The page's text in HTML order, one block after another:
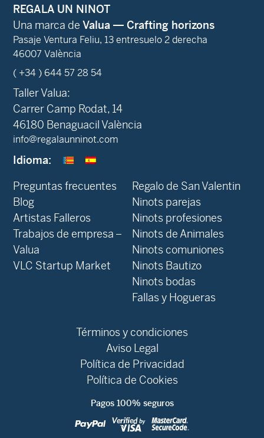
REGALA UN NINOT
Una marca de Valua — Crafting horizons
Pasaje Ventura Feliu, 13 entresuelo 2 derecha
46007 València
( +34 ) 644 57 28 54
Taller Valua:
Carrer Camp Rodat, 14
46180 Benaguacil València
info@regalaunninot.com
Idioma:
Preguntas frecuentes
Blog
Artistas Falleros
Trabajos de empresa –
Valua
VLC Startup Market
Regalo de San Valentin
Ninots parejas
Ninots profesiones
Ninots de Animales
Ninots comuniones
Ninots Bautizo
Ninots bodas
Fallas y Hogueras
Términos y condiciones
Aviso Legal
Política de Privacidad
Política de Cookies
Pagos 100% seguros